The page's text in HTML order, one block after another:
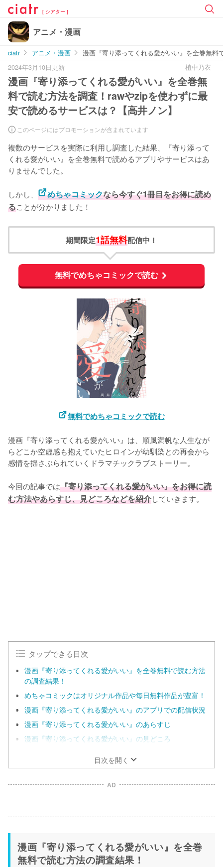
[ シアター ]
アニメ・漫画
ciatr アニメ・漫画
漫画『寄り添ってくれる愛がいい』を全巻無料
2024年3月10日更新
植中乃衣
漫画『寄り添ってくれる愛がいい』を全巻無
料で読む方法を調査！rawやzipを使わずに最
安で読めるサービスは？【高井ノン】
このページにはプロモーションが含まれています
複数のサービスを実際に利用し調査した結果、『寄り添って
くれる愛がいい』を全巻無料で読めるアプリやサービスはあ
りませんでした。
しかし、 めちゃコミックなら今すぐ1冊目をお得に読め
ることが分かりました！
期間限定1話無料配信中！
無料でめちゃコミックで読む
無料でめちゃコミックで読む
漫画『寄り添ってくれる愛がいい』は、順風満帆な人生なが
らどこか空虚感も抱えていたヒロインが幼馴染との再会から
感情を揺さぶられていくドラマチックラブストーリー。
今回の記事では『寄り添ってくれる愛がいい』をお得に読
む方法やあらすじ、見どころなどを紹介していきます。
タップできる目次
漫画『寄り添ってくれる愛がいい』を全巻無料で読む方法
の調査結果！
めちゃコミックはオリジナル作品や毎日無料作品が豊富！
漫画『寄り添ってくれる愛がいい』のアプリでの配信状況
漫画『寄り添ってくれる愛がいい』のあらすじ
漫画『寄り添ってくれる愛がいい』の見どころ
目次を開く
AD
漫画『寄り添ってくれる愛がいい』を全巻
無料で読む方法の調査結果！